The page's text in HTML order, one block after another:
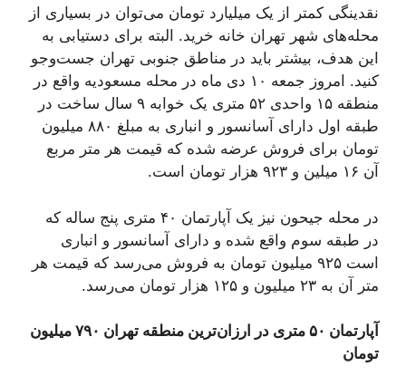
نقدینگی کمتر از یک میلیارد تومان می‌توان در بسیاری از
محله‌های شهر تهران خانه خرید. البته برای دستیابی به
این هدف، بیشتر باید در مناطق جنوبی تهران جست‌وجو
کنید. امروز جمعه ۱۰ دی ماه در محله مسعودیه واقع در
منطقه ۱۵ واحدی ۵۲ متری یک خوابه ۹ سال ساخت در
طبقه اول دارای آسانسور و انباری به مبلغ ۸۸۰ میلیون
تومان برای فروش عرضه شده که قیمت هر متر مربع
آن ۱۶ میلین و ۹۲۳ هزار تومان است.
در محله جیحون نیز یک آپارتمان ۴۰ متری پنج ساله که
در طبقه سوم واقع شده و دارای آسانسور و انباری
است ۹۲۵ میلیون تومان به فروش می‌رسد که قیمت هر
متر آن به ۲۳ میلیون و ۱۲۵ هزار تومان می‌رسد.
آپارتمان ۵۰ متری در ارزان‌ترین منطقه تهران ۷۹۰ میلیون
تومان